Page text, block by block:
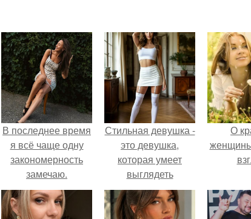
В последнее время
я всё чаще одну
закономерность
замечаю.
Стильная девушка -
это девушка,
которая умеет
выглядеть
привлекательно и
элегантно в любои
О